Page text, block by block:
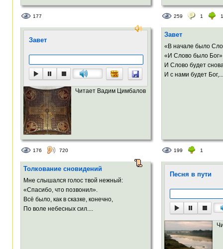
177 259 1 1
Завет
Читает Вадим Цимбалов
176 720
Завет
«В начале было
«И Слово было
И Слово будет
И с нами будет Бог,...
199 1
Толкование сновидений
Мне слышался голос твой нежный:
«Спасибо, что позвонил».
Всё было, как в сказке, конечно,
По воле небесных сил....
Песня в пути